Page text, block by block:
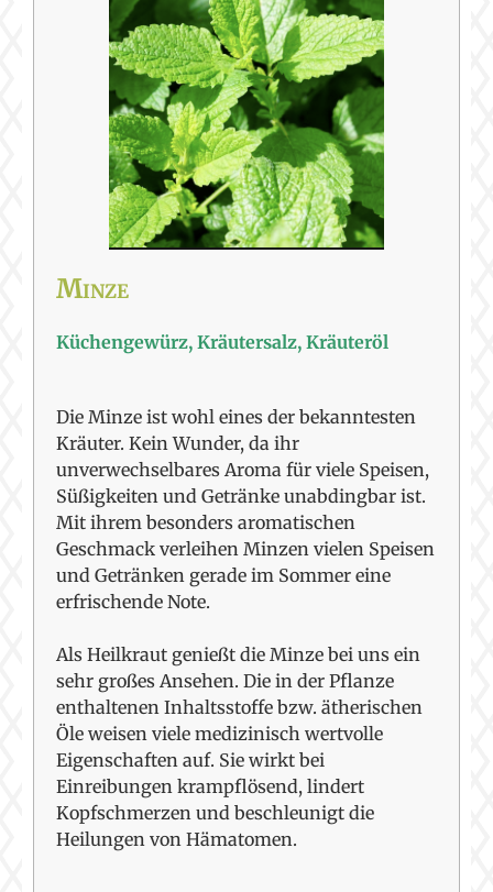
Minze
Küchengewürz, Kräutersalz, Kräuteröl
Die Minze ist wohl eines der bekanntesten
Kräuter. Kein Wunder, da ihr
unverwechselbares Aroma für viele Speisen,
Süßigkeiten und Getränke unabdingbar ist.
Mit ihrem besonders aromatischen
Geschmack verleihen Minzen vielen Speisen
und Getränken gerade im Sommer eine
erfrischende Note.
Als Heilkraut genießt die Minze bei uns ein
sehr großes Ansehen. Die in der Pflanze
enthaltenen Inhaltsstoffe bzw. ätherischen
Öle weisen viele medizinisch wertvolle
Eigenschaften auf. Sie wirkt bei
Einreibungen krampflösend, lindert
Kopfschmerzen und beschleunigt die
Heilungen von Hämatomen.